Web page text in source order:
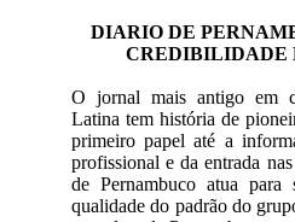
DIARIO DE
CREDIBILIDADE
O jornal mais antigo em
Latina tem história de
primeiro papel até a
profissional e da entrada
de Pernambuco atua para
qualidade do padrão do